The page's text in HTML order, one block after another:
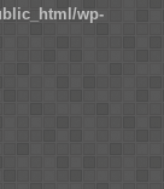
wp-